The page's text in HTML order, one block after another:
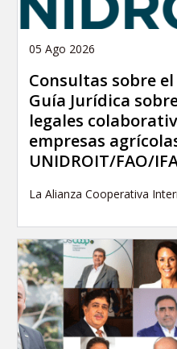
05 Ago 2026
Consultas sobre
Guía Jurídica
legales
empresas
UNIDROIT/FAO/
La Alianza Cooperativa